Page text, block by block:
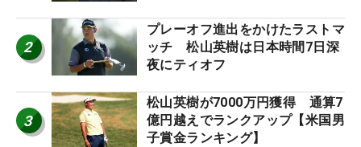
2
プレーオフ進出をかけたラストマ
ッチ 松山英樹は日本時間7日深
夜にティオフ
3
松山英樹が7000万円獲得 通算7
億円越えでランクアップ【米国男
子賞金ランキング】